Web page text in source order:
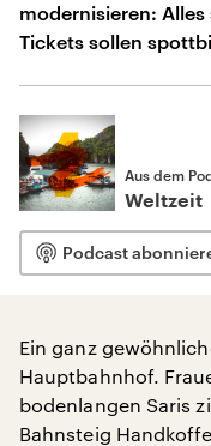
modernisieren:
Tickets sollen
Aus dem
Weltzeit
Podcast
Ein ganz
Hauptbahnhof.
bodenlangen Saris
Bahnsteig